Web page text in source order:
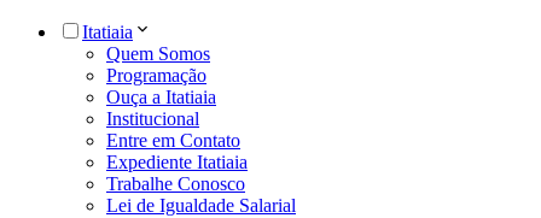
Itatiaia
Quem Somos
Programação
Ouça a Itatiaia
Institucional
Entre em Contato
Expediente Itatiaia
Trabalhe Conosco
Lei de Igualdade Salarial